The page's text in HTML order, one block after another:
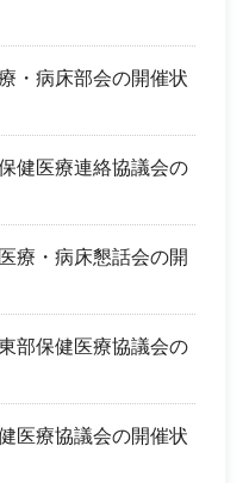
・病床部会の開催状
健医療連絡協議会の
療・病床懇話会の開
部保健医療協議会の
医療協議会の開催状